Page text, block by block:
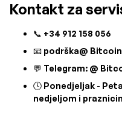
Kontakt za
📞 +34 912 158 056
📧 podrška@
💬 Telegram: @
🕓 Ponedjeljak -
nedjeljom i